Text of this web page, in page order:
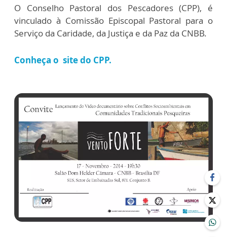
O Conselho Pastoral dos Pescadores (CPP), é
vinculado à Comissão Episcopal Pastoral para o
Serviço da Caridade, da Justiça e da Paz da CNBB.
Conheça o site do CPP.